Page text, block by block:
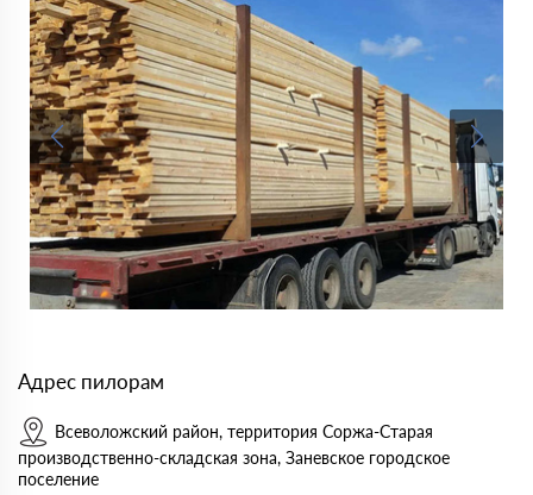
Адрес пилорам
Всеволожский район, территория Соржа-Старая
производственно-складская зона, Заневское городское
поселение